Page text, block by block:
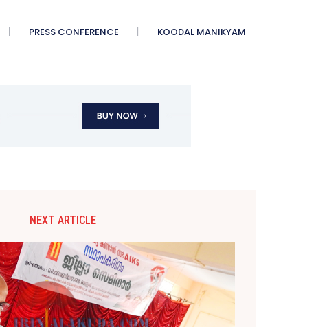
PRESS CONFERENCE KOODAL MANIKYAM
NEXT ARTICLE